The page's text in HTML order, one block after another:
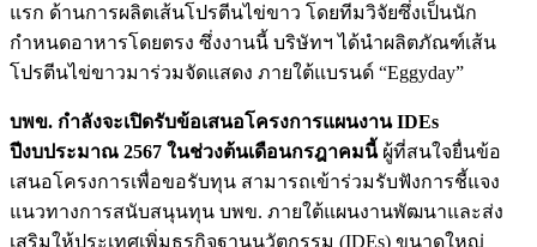
แรก ด้านการผลิตเส้นโปรตีนไข่ขาว โดยทีมวิจัยซึ่งเป็นนัก
กำหนดอาหารโดยตรง ซึ่งงานนี้ บริษัทฯ ได้นำผลิตภัณฑ์เส้น
โปรตีนไข่ขาวมาร่วมจัดแสดง ภายใต้แบรนด์ “Eggyday”
บพข. กำลังจะเปิดรับข้อเสนอโครงการแผนงาน IDEs
ปีงบประมาณ 2567 ในช่วงต้นเดือนกรฎาคมนี้ผู้ที่สนใจยื่นข้อ
เสนอโครงการเพื่อขอรับทุน สามารถเข้าร่วมรับฟังการชี้แจง
แนวทางการสนับสนุนทุน บพข. ภายใต้แผนงานพัฒนาและส่ง
เสริมให้ประเทศเพิ่มธุรกิจฐานนวัตกรรม (IDEs) ขนาดใหญ่